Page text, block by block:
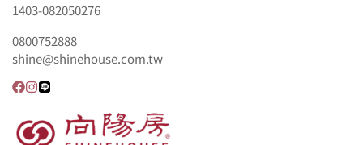
1403-082050276
0800752888
shine@shinehouse.com.tw